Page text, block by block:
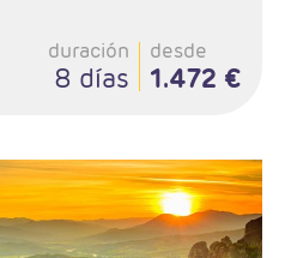
duración
8 días
desde
1.472 €
n Crucero
y PC con bebidas en crucero